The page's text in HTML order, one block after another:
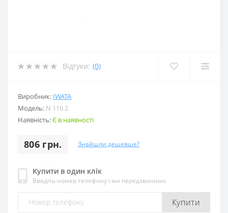
Відгуки: (0)
Виробник: IWATA
Модель: N 110 2
Наявність:Є в наявності
806 грн. Знайшли дешевше?
Купити в один клік
Введіть номер телефону і ми передзвонимо
Купити